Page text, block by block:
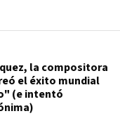
la compositora
el éxito mundial
(e intentó